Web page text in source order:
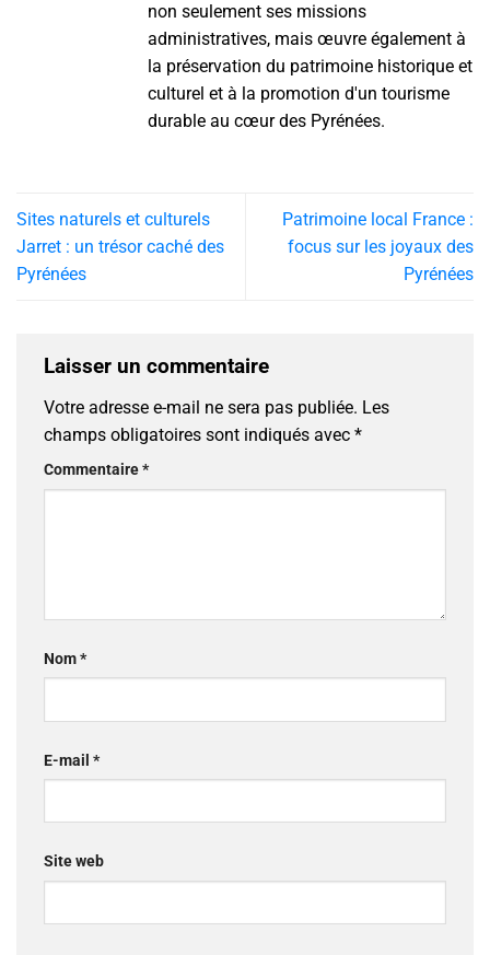
non seulement ses missions
administratives, mais œuvre également à
la préservation du patrimoine historique et
culturel et à la promotion d'un tourisme
durable au cœur des Pyrénées.
Sites naturels et culturels
Jarret : un trésor caché des
Pyrénées
Patrimoine local France :
focus sur les joyaux des
Pyrénées
Laisser un commentaire
Votre adresse e-mail ne sera pas publiée. Les
champs obligatoires sont indiqués avec *
Commentaire*
Nom*
E-mail *
Site web